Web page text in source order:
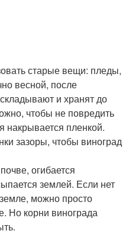
старые вещи: пледы,
весной, после
и хранят до
чтобы не повредить
накрывается пленкой.
зазоры, чтобы виноград
огибается
землей. Если нет
можно просто
Но корни винограда